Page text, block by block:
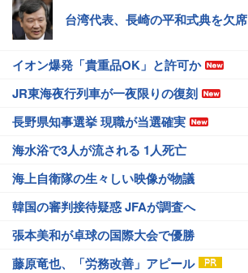
台湾代表、長崎の平和式典を欠席
イオン爆発「貴重品OK」と許可か
JR東海夜行列車が一夜限りの復刻
長野県知事選挙 現職が当選確実
海水浴で3人が流される 1人死亡
海上自衛隊の生々しい映像が物議
韓国の審判接待疑惑 JFAが調査へ
張本美和が卓球の国際大会で優勝
藤原竜也、「労務改善」アピール